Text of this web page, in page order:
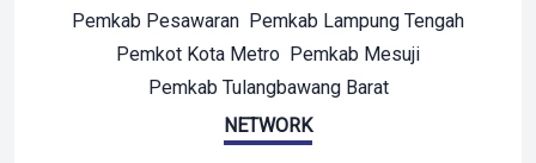
Pemkab Pesawaran Pemkab Lampung Tengah
Pemkot Kota Metro Pemkab Mesuji
Pemkab Tulangbawang Barat
NETWORK